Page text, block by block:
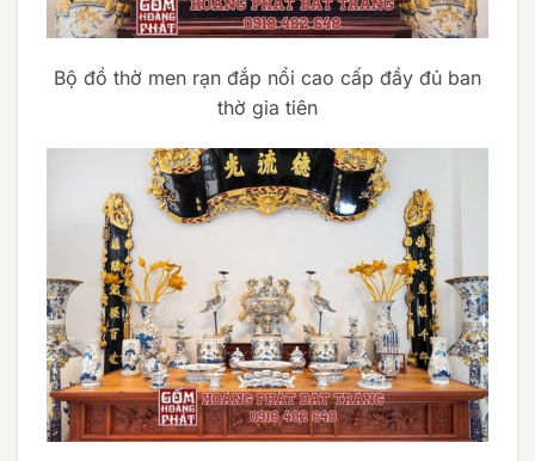
Bộ đồ thờ men rạn đắp nổi cao cấp đầy đủ ban
thờ gia tiên